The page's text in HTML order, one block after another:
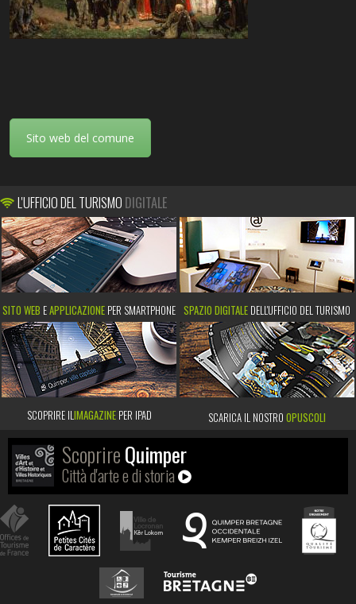
Sito web del comune
L'UFFICIO DEL TURISMO DIGITALE
SITO WEB EAPPLICAZIONE PER SMARTPHONE SPAZIO DIGITALE DELL'UFFICIO DEL TURISMO
SCOPRIRE ILIMAGAZINEPER IPAD SCARICA IL NOSTRO OPUSCOLI
ScoprireQuimper
Città d'arte e di storia